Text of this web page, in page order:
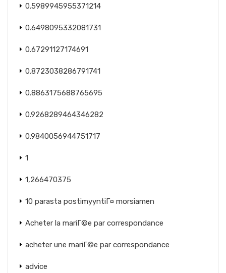
0.5989945955371214
0.6498095332081731
0.67291127174691
0.8723038286791741
0.8863175688765695
0.9268289464346282
0.9840056944751717
1
1,266470375
10 parasta postimyyntiГ¤ morsiamen
Acheter la mariГ©e par correspondance
acheter une mariГ©e par correspondance
advice